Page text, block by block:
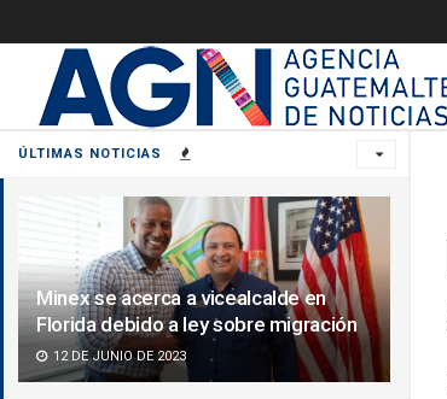
ÚLTIMAS NOTICIAS
Minex se acerca a vicealcalde en
Florida debido a ley sobre migración
12 DE JUNIO DE 2023